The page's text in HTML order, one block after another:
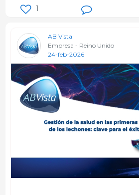
1
AB Vista
Empresa - Reino Unido
24-feb-2026